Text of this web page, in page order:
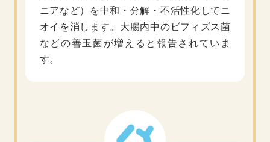
ニアなど）を中和・分解・不活性化してニ
オイを消します。大腸内中のビフィズス菌
などの善玉菌が増えると報告されていま
す。